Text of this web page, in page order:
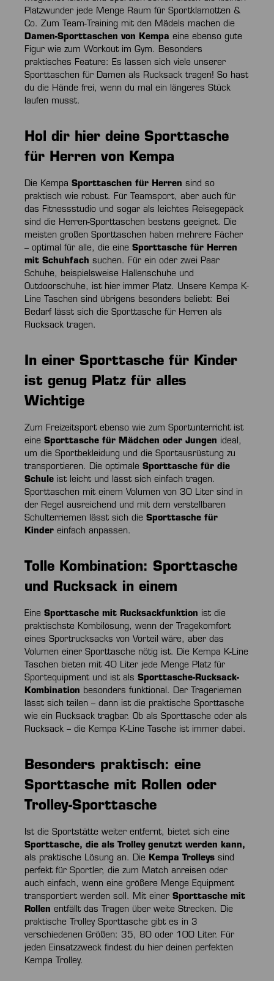
Platzwunder jede Menge Raum für Sportklamotten &
Co. Zum Team-Training mit den Mädels machen die
Damen-Sporttaschen von Kempa eine ebenso gute
Figur wie zum Workout im Gym. Besonders
praktisches Feature: Es lassen sich viele unserer
Sporttaschen für Damen als Rucksack tragen! So hast
du die Hände frei, wenn du mal ein längeres Stück
laufen musst.
Hol dir hier deine Sporttasche
für Herren von Kempa
Die Kempa Sporttaschen für Herren sind so
praktisch wie robust. Für Teamsport, aber auch für
das Fitnessstudio und sogar als leichtes Reisegepäck
sind die Herren-Sporttaschen bestens geeignet. Die
meisten großen Sporttaschen haben mehrere Fächer
– optimal für alle, die eine Sporttasche für Herren
mit Schuhfach suchen. Für ein oder zwei Paar
Schuhe, beispielsweise Hallenschuhe und
Outdoorschuhe, ist hier immer Platz. Unsere Kempa K-
Line Taschen sind übrigens besonders beliebt: Bei
Bedarf lässt sich die Sporttasche für Herren als
Rucksack tragen.
In einer Sporttasche für Kinder
ist genug Platz für alles
Wichtige
Zum Freizeitsport ebenso wie zum Sportunterricht ist
eine Sporttasche für Mädchen oder Jungen ideal,
um die Sportbekleidung und die Sportausrüstung zu
transportieren. Die optimale Sporttasche für die
Schule ist leicht und lässt sich einfach tragen.
Sporttaschen mit einem Volumen von 30 Liter sind in
der Regel ausreichend und mit dem verstellbaren
Schulterriemen lässt sich die Sporttasche für
Kinder einfach anpassen.
Tolle Kombination: Sporttasche
und Rucksack in einem
Eine Sporttasche mit Rucksackfunktion ist die
praktischste Kombilösung, wenn der Tragekomfort
eines Sportrucksacks von Vorteil wäre, aber das
Volumen einer Sporttasche nötig ist. Die Kempa K-Line
Taschen bieten mit 40 Liter jede Menge Platz für
Sportequipment und ist als Sporttasche-Rucksack-
Kombination besonders funktional. Der Trageriemen
lässt sich teilen – dann ist die praktische Sporttasche
wie ein Rucksack tragbar. Ob als Sporttasche oder als
Rucksack – die Kempa K-Line Tasche ist immer dabei.
Besonders praktisch: eine
Sporttasche mit Rollen oder
Trolley-Sporttasche
Ist die Sportstätte weiter entfernt, bietet sich eine
Sporttasche, die als Trolley genutzt werden kann,
als praktische Lösung an. Die Kempa Trolleys sind
perfekt für Sportler, die zum Match anreisen oder
auch einfach, wenn eine größere Menge Equipment
transportiert werden soll. Mit einer Sporttasche mit
Rollen entfällt das Tragen über weite Strecken. Die
praktische Trolley Sporttasche gibt es in 3
verschiedenen Größen: 35, 80 oder 100 Liter. Für
jeden Einsatzzweck findest du hier deinen perfekten
Kempa Trolley.